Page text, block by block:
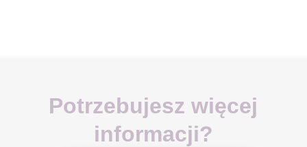
Potrzebujesz więcej
informacji?